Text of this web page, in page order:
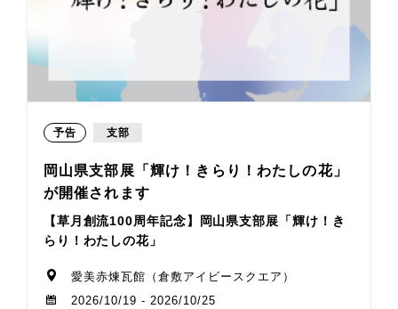
予告 支部
岡山県支部展「輝け！きらり！わたしの花」
が開催されます
【草月創流100周年記念】岡山県支部展「輝け！き
らり！わたしの花」
愛美赤煉瓦館（倉敷アイビースクエア）
2026/10/19 - 2026/10/25